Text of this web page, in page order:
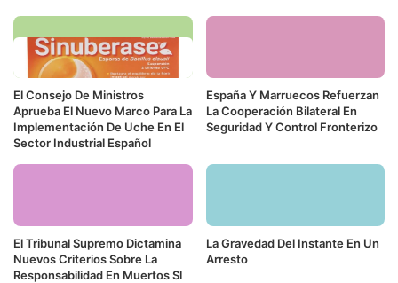
El Consejo De Ministros
Aprueba El Nuevo Marco Para La
Implementación De Uche En El
Sector Industrial Español
España Y Marruecos Refuerzan
La Cooperación Bilateral En
Seguridad Y Control Fronterizo
El Tribunal Supremo Dictamina
Nuevos Criterios Sobre La
Responsabilidad En Muertos Sl
La Gravedad Del Instante En Un
Arresto